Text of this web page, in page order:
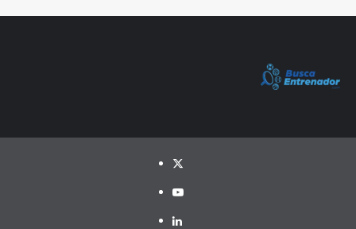
Twitter
YouTube
LinkedIn